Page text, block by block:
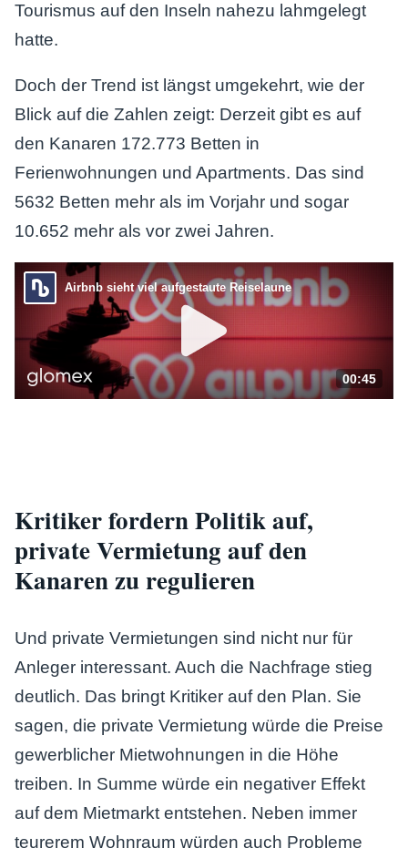
Tourismus auf den Inseln nahezu lahmgelegt
hatte.
Doch der Trend ist längst umgekehrt, wie der
Blick auf die Zahlen zeigt: Derzeit gibt es auf
den Kanaren 172.773 Betten in
Ferienwohnungen und Apartments. Das sind
5632 Betten mehr als im Vorjahr und sogar
10.652 mehr als vor zwei Jahren.
Kritiker fordern Politik auf,
private Vermietung auf den
Kanaren zu regulieren
Und private Vermietungen sind nicht nur für
Anleger interessant. Auch die Nachfrage stieg
deutlich. Das bringt Kritiker auf den Plan. Sie
sagen, die private Vermietung würde die Preise
gewerblicher Mietwohnungen in die Höhe
treiben. In Summe würde ein negativer Effekt
auf dem Mietmarkt entstehen. Neben immer
teurerem Wohnraum würden auch Probleme